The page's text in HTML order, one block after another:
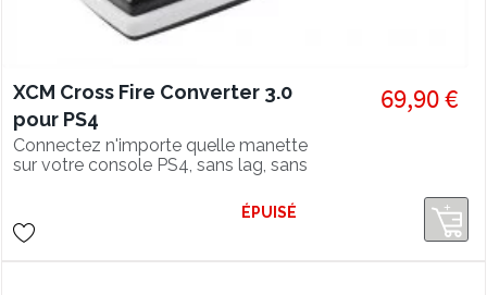
XCM Cross Fire Converter 3.0
pour PS4
Connectez n'importe quelle manette
sur votre console PS4, sans lag, sans
69,90 €
ÉPUISÉ